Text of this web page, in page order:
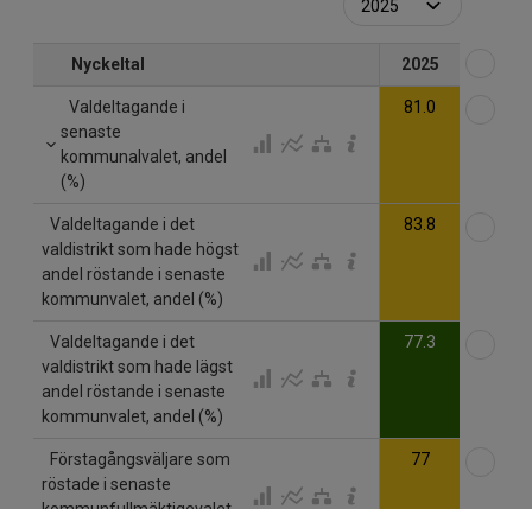
Nyckeltal 2025
Valdeltagande i
senaste
kommunalvalet, andel
(%)
81.0
Valdeltagande i det
valdistrikt som hade högst
andel röstande i senaste
kommunvalet, andel (%)
83.8
Valdeltagande i det
valdistrikt som hade lägst
andel röstande i senaste
kommunvalet, andel (%)
77.3
Förstagångsväljare som
röstade i senaste
77